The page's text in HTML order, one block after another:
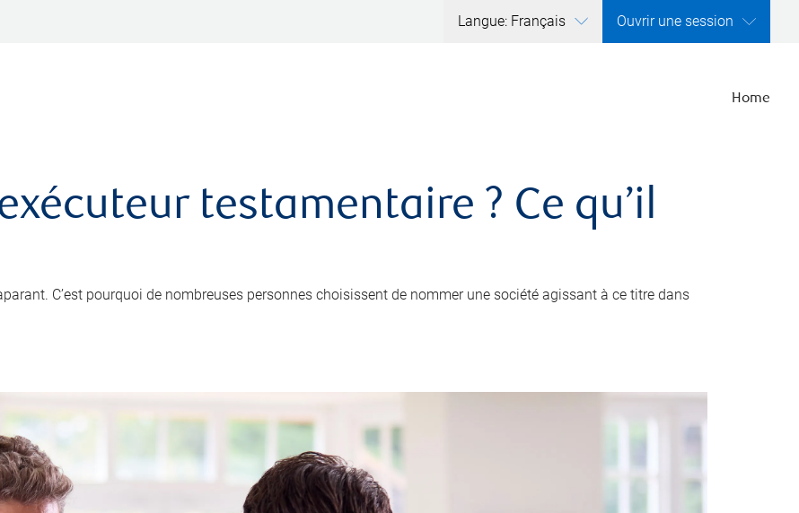
Langue: Français Ouvrir une session
Home
testamentaire ? Ce qu’il
C’est pourquoi de nombreuses personnes choisissent de nommer une société agissant à ce titre dans